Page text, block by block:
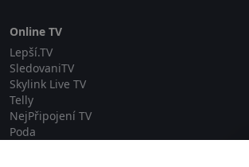
Online TV
Lepší.TV
SledovaniTV
Skylink Live TV
Telly
NejPřipojení TV
Poda